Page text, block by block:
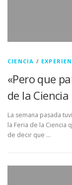
CIENCIA /
«Pero que
de la Ciencia
La semana pasada
la Feria de la Ciencia
de decir que …